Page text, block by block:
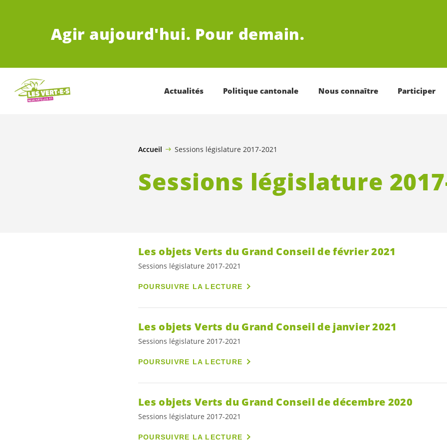
Agir aujourd'hui. Pour demain.
Actualités Politique cantonale Nous connaître Participer
Accueil Sessions législature 2017-2021
Sessions législature
Les objets Verts du Grand Conseil de février 2021
Sessions législature 2017-2021
POURSUIVRE LA LECTURE
Les objets Verts du Grand Conseil de janvier 2021
Sessions législature 2017-2021
POURSUIVRE LA LECTURE
Les objets Verts du Grand Conseil de décembre 2020
Sessions législature 2017-2021
POURSUIVRE LA LECTURE